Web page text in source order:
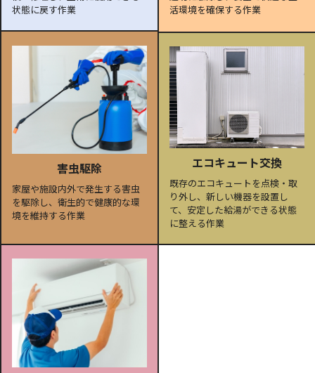
状態に戻す作業
活環境を確保する作業
害虫駆除
家屋や施設内外で発生する害虫
を駆除し、衛生的で健康的な環
境を維持する作業
エコキュート交換
既存のエコキュートを点検・取
り外し、新しい機器を設置し
て、安定した給湯ができる状態
に整える作業